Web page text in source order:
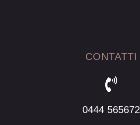
CONTATTI
0444 565672